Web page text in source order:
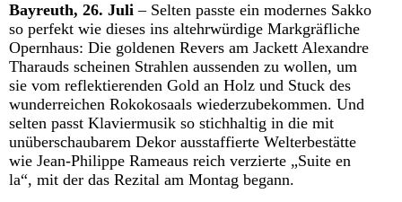
Bayreuth, 26. Juli – Selten passte ein modernes Sakko
so perfekt wie dieses ins altehrwürdige Markgräfliche
Opernhaus: Die goldenen Revers am Jackett Alexandre
Tharauds scheinen Strahlen aussenden zu wollen, um
sie vom reflektierenden Gold an Holz und Stuck des
wunderreichen Rokokosaals wiederzubekommen. Und
selten passt Klaviermusik so stichhaltig in die mit
unüberschaubarem Dekor ausstaffierte Welterbestätte
wie Jean-Philippe Rameaus reich verzierte „Suite en
la“, mit der das Rezital am Montag begann.